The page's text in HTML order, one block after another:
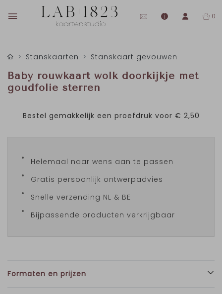
0
Stanskaarten Stanskaart gevouwen
Baby rouwkaart wolk doorkijkje met
goudfolie sterren
Bestel gemakkelijk een proefdruk voor € 2,50
Helemaal naar wens aan te passen
Gratis persoonlijk ontwerpadvies
Snelle verzending NL & BE
Bijpassende producten verkrijgbaar
Formaten en prijzen